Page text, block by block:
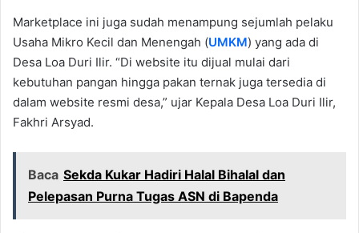
Marketplace ini juga sudah menampung sejumlah pelaku
Usaha Mikro Kecil dan Menengah (UMKM) yang ada di
Desa Loa Duri Ilir. “Di website itu dijual mulai dari
kebutuhan pangan hingga pakan ternak juga tersedia di
dalam website resmi desa,” ujar Kepala Desa Loa Duri Ilir,
Fakhri Arsyad.
Baca Sekda Kukar Hadiri Halal Bihalal dan
Pelepasan Purna Tugas ASN di Bapenda